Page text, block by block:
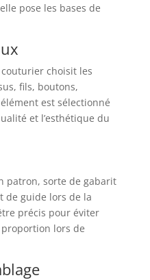
pose les bases de
choisit les
fils, boutons,
est sélectionné
et l’esthétique du
patron, sorte de gabarit
de guide lors de la
précis pour éviter
lors de